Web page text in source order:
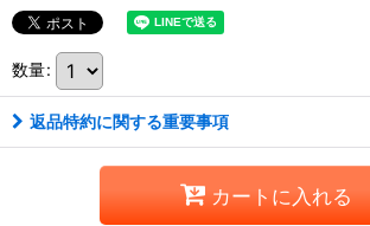
数量:
返品特約に関する重要事項
カートに入れる